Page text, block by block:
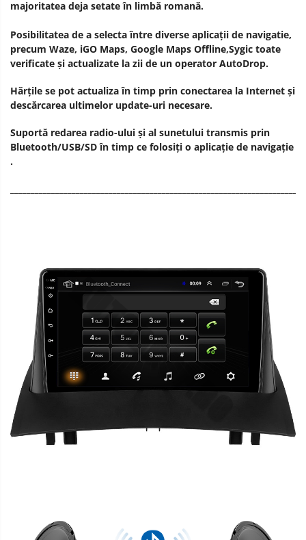
majoritatea deja setate în limbă romană.
Posibilitatea de a selecta între diverse aplicații de navigatie,
precum Waze, iGO Maps, Google Maps Offline,Sygic toate
verificate și actualizate la zii de un operator AutoDrop.
Hărțile se pot actualiza în timp prin conectarea la Internet și
descărcarea ultimelor update-uri necesare.
Suportă redarea radio-ului și al sunetului transmis prin
Bluetooth/USB/SD în timp ce folosiți o aplicație de navigație
.